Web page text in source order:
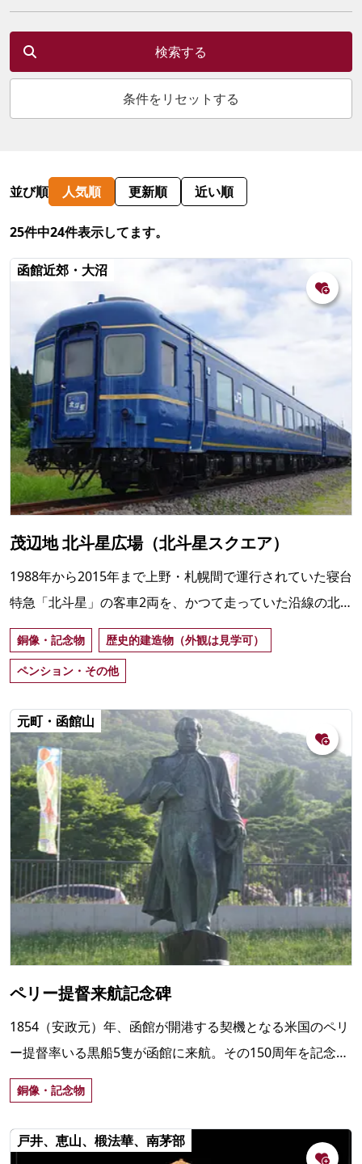
検索する
条件をリセットする
並び順 人気順 更新順 近い順
25件中24件表示してます。
函館近郊・大沼
茂辺地 北斗星広場（北斗星スクエア）
1988年から2015年まで上野・札幌間で運行されていた寝台
特急「北斗星」の客車2両を、かつて走っていた沿線の北
斗市茂辺地で保存・展示。2022年4月から車内で宿泊可能
に。
銅像・記念物
歴史的建造物（外観は見学可）
ペンション・その他
元町・函館山
ペリー提督来航記念碑
1854（安政元）年、函館が開港する契機となる米国のペリ
ー提督率いる黒船5隻が函館に来航。その150周年を記念
し、2002（平成14）年、基坂沿いの元町公園下にペリーの
立像が設置された。
銅像・記念物
戸井、恵山、椴法華、南茅部